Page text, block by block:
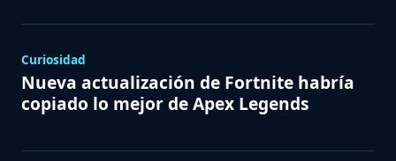
Curiosidad
Nueva actualización de Fortnite habría
copiado lo mejor de Apex Legends